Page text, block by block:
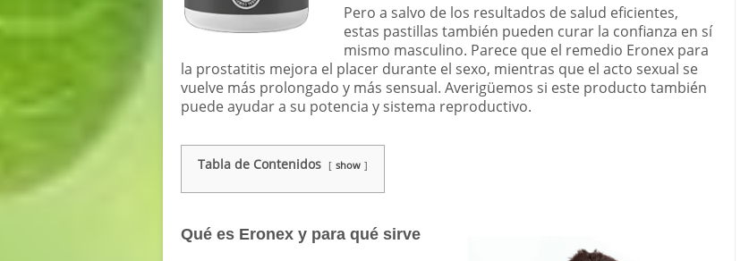
Pero a salvo de los resultados de salud eficientes,
estas pastillas también pueden curar la confianza en sí
mismo masculino. Parece que el remedio Eronex para
la prostatitis mejora el placer durante el sexo, mientras que el acto sexual se
vuelve más prolongado y más sensual. Averigüemos si este producto también
puede ayudar a su potencia y sistema reproductivo.
Tabla de Contenidos show
Qué es Eronex y para qué sirve